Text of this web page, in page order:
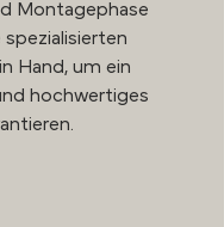
Montagephase
Hand, um ein
hochwertiges